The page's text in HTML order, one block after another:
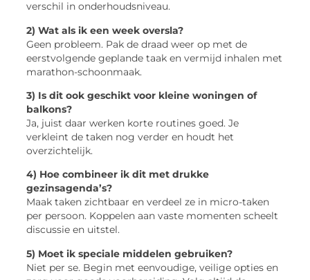
verschil in onderhoudsniveau.
2) Wat als ik een week oversla?
Geen probleem. Pak de draad weer op met de
eerstvolgende geplande taak en vermijd inhalen met
marathon-schoonmaak.
3) Is dit ook geschikt voor kleine woningen of
balkons?
Ja, juist daar werken korte routines goed. Je
verkleint de taken nog verder en houdt het
overzichtelijk.
4) Hoe combineer ik dit met drukke
gezinsagenda’s?
Maak taken zichtbaar en verdeel ze in micro-taken
per persoon. Koppelen aan vaste momenten scheelt
discussie en uitstel.
5) Moet ik speciale middelen gebruiken?
Niet per se. Begin met eenvoudige, veilige opties en